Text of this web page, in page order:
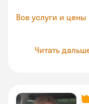
Все услуги и цены
Читать